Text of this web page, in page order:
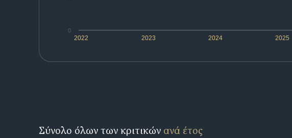
2022 2023 2024 2025
0
Σύνολο όλων των κριτικών ανά έτος